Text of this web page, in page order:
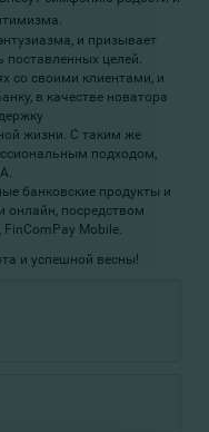
и призывает
поставленных целей.
со своими клиентами, и
в качестве новатора
жизни. С таким же
подходом,
банковские продукты и
онлайн, посредством
Mobile.
и успешной весны!